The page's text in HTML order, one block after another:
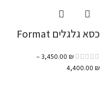
כסא גלגלים Format
3,450.00 ₪
–
4,400.00 ₪